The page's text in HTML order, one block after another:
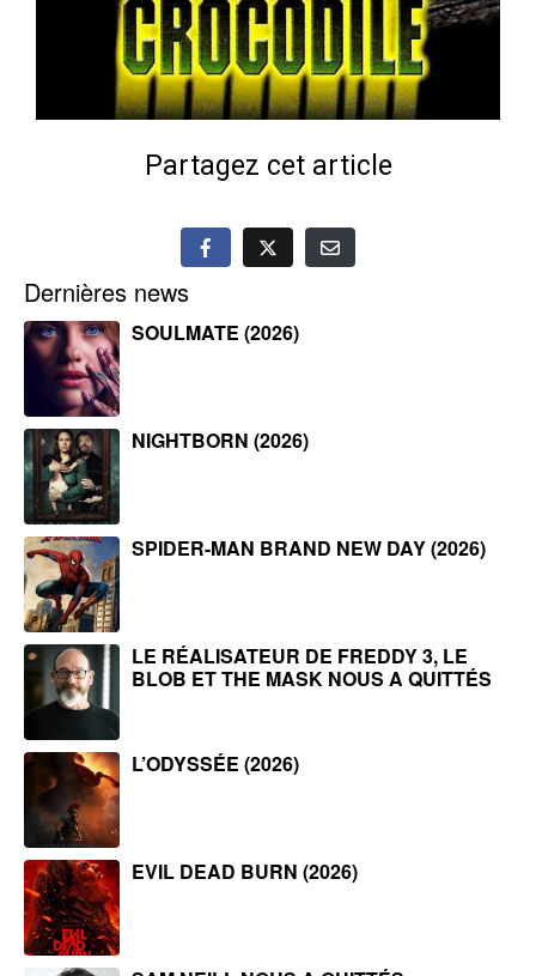
Partagez cet article
Dernières news
SOULMATE (2026)
NIGHTBORN (2026)
SPIDER-MAN BRAND NEW DAY (2026)
LE RÉALISATEUR DE FREDDY 3, LE
BLOB ET THE MASK NOUS A QUITTÉS
L’ODYSSÉE (2026)
EVIL DEAD BURN (2026)